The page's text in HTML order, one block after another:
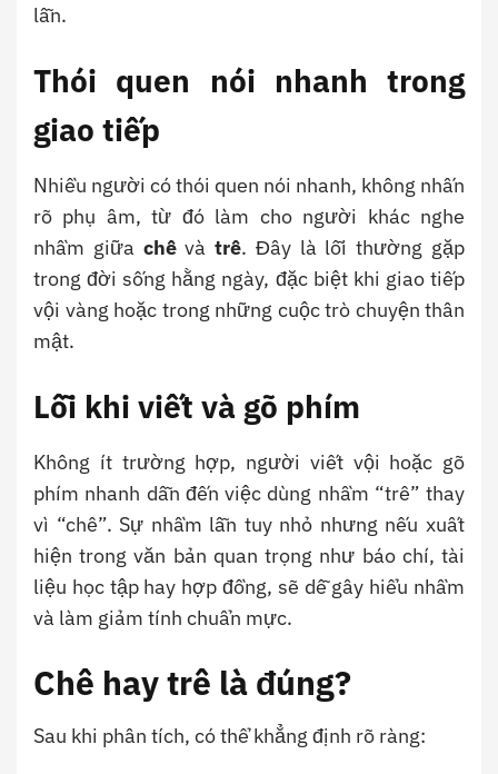
lẫn.
Thói quen nói nhanh trong
giao tiếp
Nhiều người có thói quen nói nhanh, không nhấn
rõ phụ âm, từ đó làm cho người khác nghe
nhầm giữa chêvàtrê. Đây là lỗi thường gặp
trong đời sống hằng ngày, đặc biệt khi giao tiếp
vội vàng hoặc trong những cuộc trò chuyện thân
mật.
Lỗi khi viết và gõ phím
Không ít trường hợp, người viết vội hoặc gõ
phím nhanh dẫn đến việc dùng nhầm “trê” thay
vì “chê”. Sự nhầm lẫn tuy nhỏ nhưng nếu xuất
hiện trong văn bản quan trọng như báo chí, tài
liệu học tập hay hợp đồng, sẽ dễ gây hiểu nhầm
và làm giảm tính chuẩn mực.
Chê hay trê là đúng?
Sau khi phân tích, có thể khẳng định rõ ràng: